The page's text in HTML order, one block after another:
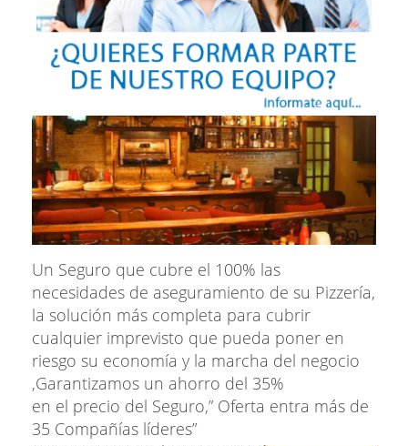
Un Seguro que cubre el 100% las
necesidades de aseguramiento de su Pizzería,
la solución más completa para cubrir
cualquier imprevisto que pueda poner en
riesgo su economía y la marcha del negocio
,Garantizamos un ahorro del 35%
en el precio del Seguro,” Oferta entra más de
35 Compañías líderes”